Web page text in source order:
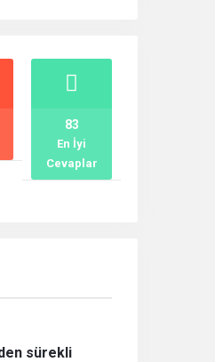
En İyi
Cevaplar
83
sürekli